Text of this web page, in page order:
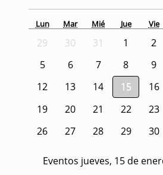
Lun Mar Mié Jue Vie
29 30 31 1 2
5
6 7 8 9
12
13 14 15 16
19
20 21 22 23
26
27 28 29 30
Eventos jueves, 15 de